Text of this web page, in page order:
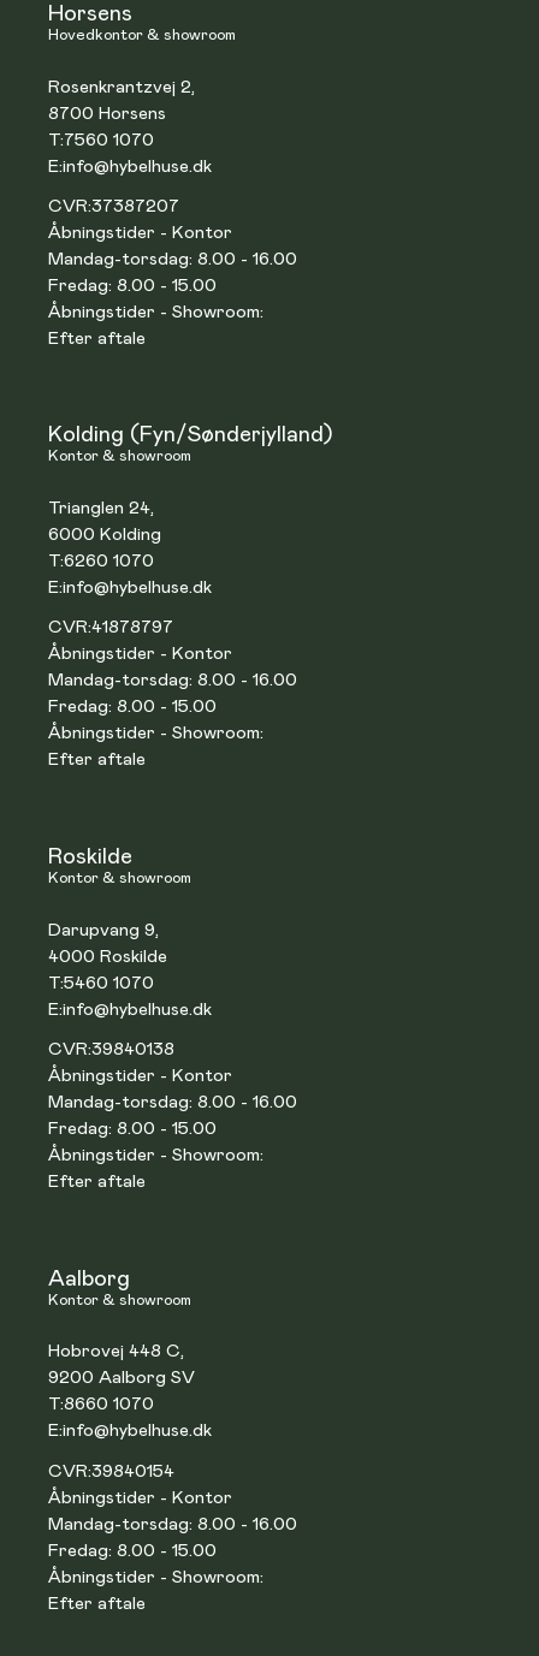
Horsens
Hovedkontor & showroom
Rosenkrantzvej 2,
8700 Horsens
T:7560 1070
E:info@hybelhuse.dk
CVR:37387207
Åbningstider - Kontor
Mandag-torsdag: 8.00 - 16.00
Fredag: 8.00 - 15.00
Åbningstider - Showroom:
Efter aftale
Kolding (Fyn/Sønderjylland)
Kontor & showroom
Trianglen 24,
6000 Kolding
T:6260 1070
E:info@hybelhuse.dk
CVR:41878797
Åbningstider - Kontor
Mandag-torsdag: 8.00 - 16.00
Fredag: 8.00 - 15.00
Åbningstider - Showroom:
Efter aftale
Roskilde
Kontor & showroom
Darupvang 9,
4000 Roskilde
T:5460 1070
E:info@hybelhuse.dk
CVR:39840138
Åbningstider - Kontor
Mandag-torsdag: 8.00 - 16.00
Fredag: 8.00 - 15.00
Åbningstider - Showroom:
Efter aftale
Aalborg
Kontor & showroom
Hobrovej 448 C,
9200 Aalborg SV
T:8660 1070
E:info@hybelhuse.dk
CVR:39840154
Åbningstider - Kontor
Mandag-torsdag: 8.00 - 16.00
Fredag: 8.00 - 15.00
Åbningstider - Showroom:
Efter aftale